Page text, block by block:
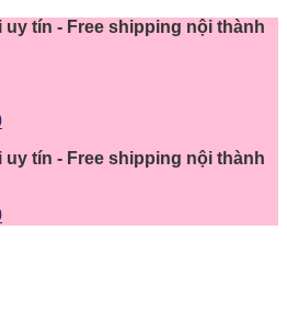
uy tín - Free shipping nội thành
uy tín - Free shipping nội thành